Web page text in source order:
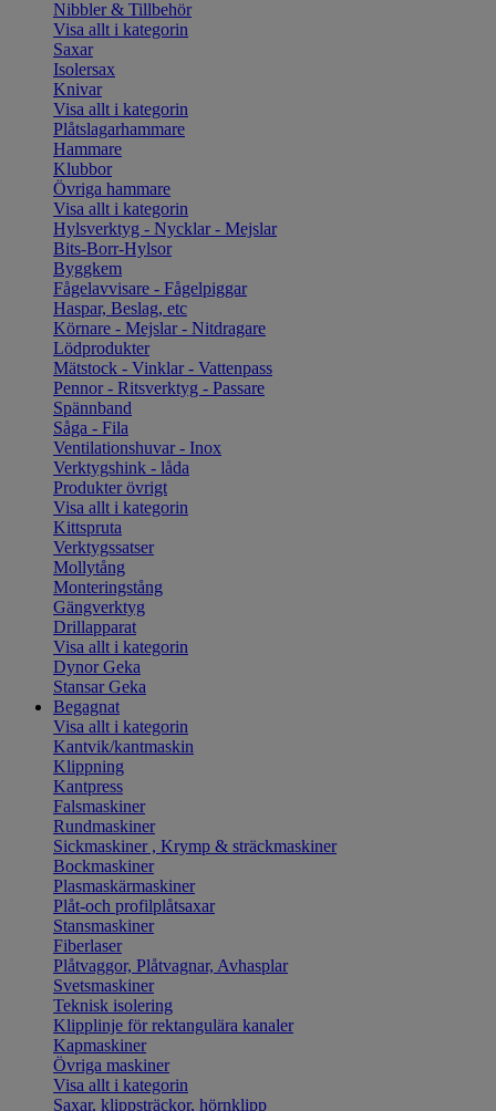
Nibbler & Tillbehör
Visa allt i kategorin
Saxar
Isolersax
Knivar
Visa allt i kategorin
Plåtslagarhammare
Hammare
Klubbor
Övriga hammare
Visa allt i kategorin
Hylsverktyg - Nycklar - Mejslar
Bits-Borr-Hylsor
Byggkem
Fågelavvisare - Fågelpiggar
Haspar, Beslag, etc
Körnare - Mejslar - Nitdragare
Lödprodukter
Mätstock - Vinklar - Vattenpass
Pennor - Ritsverktyg - Passare
Spännband
Såga - Fila
Ventilationshuvar - Inox
Verktygshink - låda
Produkter övrigt
Visa allt i kategorin
Kittspruta
Verktygssatser
Mollytång
Monteringstång
Gängverktyg
Drillapparat
Visa allt i kategorin
Dynor Geka
Stansar Geka
Begagnat
Visa allt i kategorin
Kantvik/kantmaskin
Klippning
Kantpress
Falsmaskiner
Rundmaskiner
Sickmaskiner , Krymp & sträckmaskiner
Bockmaskiner
Plasmaskärmaskiner
Plåt-och profilplåtsaxar
Stansmaskiner
Fiberlaser
Plåtvaggor, Plåtvagnar, Avhasplar
Svetsmaskiner
Teknisk isolering
Klipplinje för rektangulära kanaler
Kapmaskiner
Övriga maskiner
Visa allt i kategorin
Saxar, klippsträckor, hörnklipp